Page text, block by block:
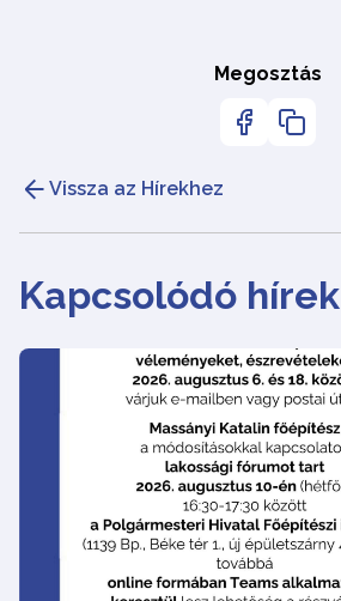
Megosztás
Vissza az Hírekhez
Kapcsolódó hírek